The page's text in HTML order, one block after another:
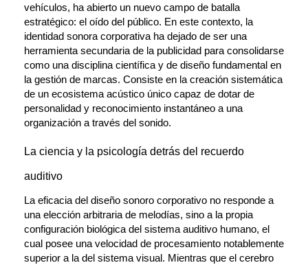
vehículos, ha abierto un nuevo campo de batalla
estratégico: el oído del público. En este contexto, la
identidad sonora corporativa ha dejado de ser una
herramienta secundaria de la publicidad para consolidarse
como una disciplina científica y de diseño fundamental en
la gestión de marcas. Consiste en la creación sistemática
de un ecosistema acústico único capaz de dotar de
personalidad y reconocimiento instantáneo a una
organización a través del sonido.
La ciencia y la psicología detrás del recuerdo
auditivo
La eficacia del diseño sonoro corporativo no responde a
una elección arbitraria de melodías, sino a la propia
configuración biológica del sistema auditivo humano, el
cual posee una velocidad de procesamiento notablemente
superior a la del sistema visual. Mientras que el cerebro